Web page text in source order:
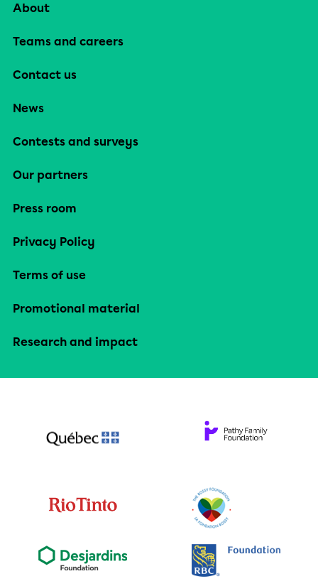
About
Teams and careers
Contact us
News
Contests and surveys
Our partners
Press room
Privacy Policy
Terms of use
Promotional material
Research and impact